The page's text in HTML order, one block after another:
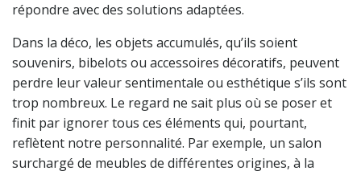
répondre avec des solutions adaptées.
Dans la déco, les objets accumulés, qu’ils soient
souvenirs, bibelots ou accessoires décoratifs, peuvent
perdre leur valeur sentimentale ou esthétique s’ils sont
trop nombreux. Le regard ne sait plus où se poser et
finit par ignorer tous ces éléments qui, pourtant,
reflètent notre personnalité. Par exemple, un salon
surchargé de meubles de différentes origines, à la